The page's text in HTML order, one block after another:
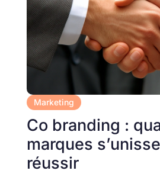
Marketing
Co branding :
marques
réussir